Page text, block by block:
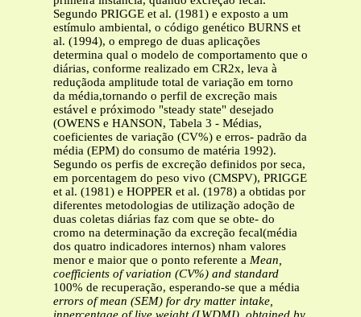
Segundo PRIGGE et al. (1981) e exposto a um
estímulo ambiental, o código genético BURNS et
al. (1994), o emprego de duas aplicações
determina qual o modelo de comportamento que o
diárias, conforme realizado em CR2x, leva à
reduçãoda amplitude total de variação em torno
da média,tornando o perfil de excreção mais
estável e próximodo "steady state" desejado
(OWENS e HANSON, Tabela 3 - Médias,
coeficientes de variação (CV%) e erros- padrão da
média (EPM) do consumo de matéria 1992).
Segundo os perfis de excreção definidos por seca,
em porcentagem do peso vivo (CMSPV), PRIGGE
et al. (1981) e HOPPER et al. (1978) a obtidas por
diferentes metodologias de utilização adoção de
duas coletas diárias faz com que se obte- do
cromo na determinação da excreção fecal(média
dos quatro indicadores internos) nham valores
menor e maior que o ponto referente a Mean,
coefficients of variation (CV%) and standard
100% de recuperação, esperando-se que a média
errors of mean (SEM) for dry matter intake,